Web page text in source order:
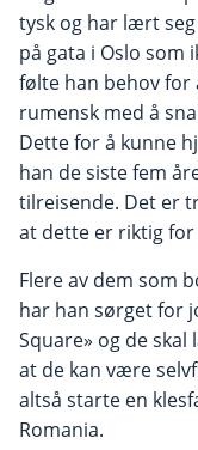
tysk og har lært
på gata i Oslo som
følte han behov for
rumensk med å
Dette for å kunne
han de siste fem
tilreisende. Det er
at dette er riktig
Flere av dem som
har han sørget for
Square» og de
at de kan være
altså starte en
Romania.